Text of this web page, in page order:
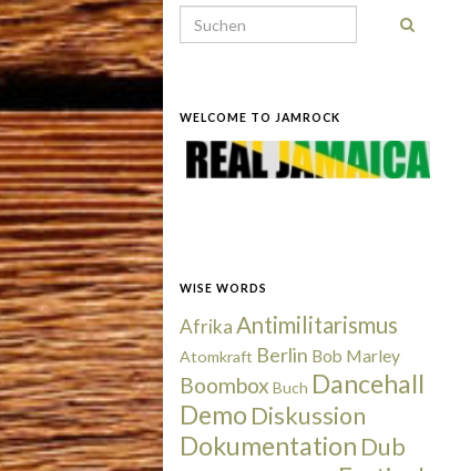
Search for:
WELCOME TO JAMROCK
WISE WORDS
AfrikaAntimilitarismus
Atomkraft Berlin Bob Marley
Boombox Buch Dancehall
Demo Diskussion
Dokumentation Dub